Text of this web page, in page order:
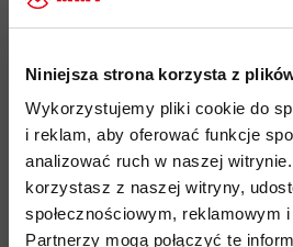
Niniejsza strona korzysta z
Wykorzystujemy pliki cookie do
i reklam, aby oferować funkcje
analizować ruch w naszej
korzystasz z naszej witryny,
społecznościowym, reklamowym
Partnerzy mogą połączyć te
rękawiczki wykonane z
antybakteryjna powłoka
nieprzyjemnych zapachów i
nawet podczas intensywnego
wzmocnienia z tworzywa
odporność mechaniczną i
pętle z taśmy przy mankietach